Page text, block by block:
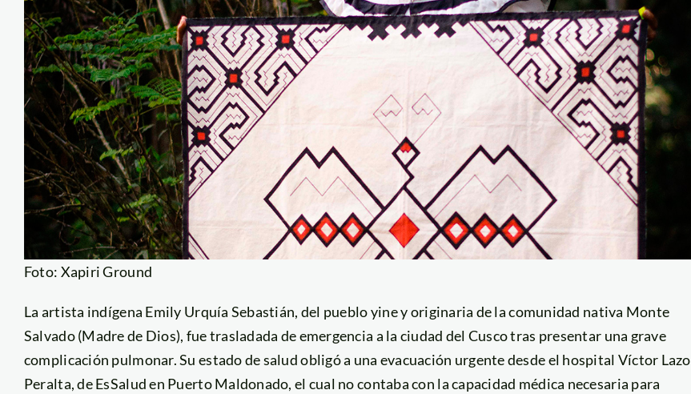
Foto: Xapiri Ground
La artista indígena Emily Urquía Sebastián, del pueblo yine y originaria de la comunidad nativa Monte
Salvado (Madre de Dios), fue trasladada de emergencia a la ciudad del Cusco tras presentar una grave
complicación pulmonar. Su estado de salud obligó a una evacuación urgente desde el hospital Víctor Lazo
Peralta, de EsSalud en Puerto Maldonado, el cual no contaba con la capacidad médica necesaria para